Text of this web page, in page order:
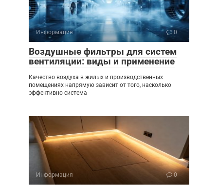
Информация 0
Воздушные фильтры для систем
вентиляции: виды и применение
Качество воздуха в жилых и производственных
помещениях напрямую зависит от того, насколько
эффективно система
Информация 0